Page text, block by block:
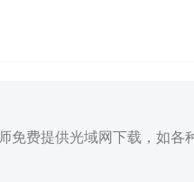
免费提供光域网下载，如